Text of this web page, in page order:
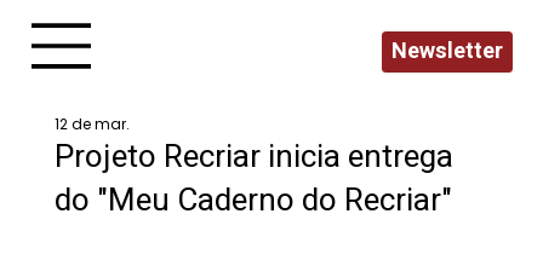
Newsletter
Projeto Recriar inicia entrega
do "Meu Caderno do Recriar"
12 de mar.